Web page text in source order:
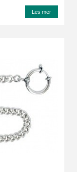
Les mer